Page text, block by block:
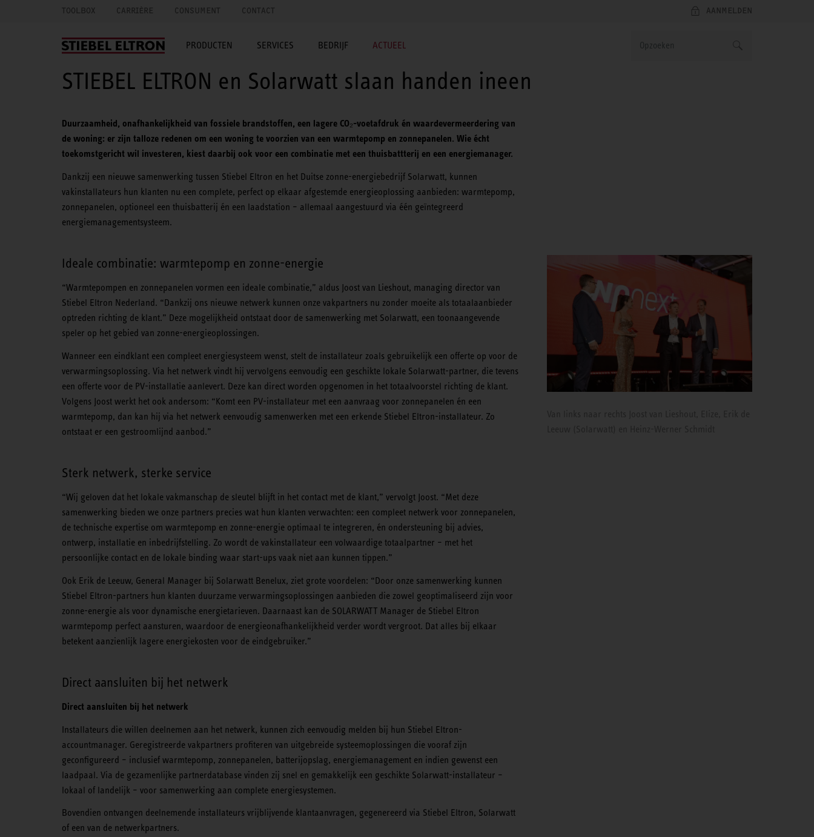
TOOLBOX CARRIÈRE CONSUMENT CONTACT AANMELDEN
PRODUCTEN SERVICES BEDRIJF ACTUEEL
STIEBEL ELTRON en Solarwatt slaan handen ineen
Duurzaamheid, onafhankelijkheid van fossiele brandstoffen, een lagere CO₂-voetafdruk én waardevermeerdering van
de woning: er zijn talloze redenen om een woning te voorzien van een warmtepomp en zonnepanelen. Wie écht
toekomstgericht wil investeren, kiest daarbij ook voor een combinatie met een thuisbattterij en een energiemanager.
Dankzij een nieuwe samenwerking tussen Stiebel Eltron en het Duitse zonne-energiebedrijf Solarwatt, kunnen
vakinstallateurs hun klanten nu een complete, perfect op elkaar afgestemde energieoplossing aanbieden: warmtepomp,
zonnepanelen, optioneel een thuisbatterij én een laadstation – allemaal aangestuurd via één geïntegreerd
energiemanagementsysteem.
Ideale combinatie: warmtepomp en zonne-energie
“Warmtepompen en zonnepanelen vormen een ideale combinatie,” aldus Joost van Lieshout, managing director van
Stiebel Eltron Nederland. “Dankzij ons nieuwe netwerk kunnen onze vakpartners nu zonder moeite als totaalaanbieder
optreden richting de klant.” Deze mogelijkheid ontstaat door de samenwerking met Solarwatt, een toonaangevende
speler op het gebied van zonne-energieoplossingen.
Wanneer een eindklant een compleet energiesysteem wenst, stelt de installateur zoals gebruikelijk een offerte op voor de
verwarmingsoplossing. Via het netwerk vindt hij vervolgens eenvoudig een geschikte lokale Solarwatt-partner, die tevens
een offerte voor de PV-installatie aanlevert. Deze kan direct worden opgenomen in het totaalvoorstel richting de klant.
Volgens Joost werkt het ook andersom: “Komt een PV-installateur met een aanvraag voor zonnepanelen én een
warmtepomp, dan kan hij via het netwerk eenvoudig samenwerken met een erkende Stiebel Eltron-installateur. Zo
ontstaat er een gestroomlijnd aanbod.”
Sterk netwerk, sterke service
“Wij geloven dat het lokale vakmanschap de sleutel blijft in het contact met de klant,” vervolgt Joost. “Met deze
samenwerking bieden we onze partners precies wat hun klanten verwachten: een compleet netwerk voor zonnepanelen,
de technische expertise om warmtepomp en zonne-energie optimaal te integreren, én ondersteuning bij advies,
ontwerp, installatie en inbedrijfstelling. Zo wordt de vakinstallateur een volwaardige totaalpartner – met het
persoonlijke contact en de lokale binding waar start-ups vaak niet aan kunnen tippen.”
Ook Erik de Leeuw, General Manager bij Solarwatt Benelux, ziet grote voordelen: “Door onze samenwerking kunnen
Stiebel Eltron-partners hun klanten duurzame verwarmingsoplossingen aanbieden die zowel geoptimaliseerd zijn voor
zonne-energie als voor dynamische energietarieven. Daarnaast kan de SOLARWATT Manager de Stiebel Eltron
warmtepomp perfect aansturen, waardoor de energieonafhankelijkheid verder wordt vergroot. Dat alles bij elkaar
betekent aanzienlijk lagere energiekosten voor de eindgebruiker.”
Direct aansluiten bij het netwerk
Direct aansluiten bij het netwerk
Installateurs die willen deelnemen aan het netwerk, kunnen zich eenvoudig melden bij hun Stiebel Eltron-
accountmanager. Geregistreerde vakpartners profiteren van uitgebreide systeemoplossingen die vooraf zijn
geconfigureerd – inclusief warmtepomp, zonnepanelen, batterijopslag, energiemanagement en indien gewenst een
laadpaal. Via de gezamenlijke partnerdatabase vinden zij snel en gemakkelijk een geschikte Solarwatt-installateur –
lokaal of landelijk – voor samenwerking aan complete energiesystemen.
Bovendien ontvangen deelnemende installateurs vrijblijvende klantaanvragen, gegenereerd via Stiebel Eltron, Solarwatt
of een van de netwerkpartners.